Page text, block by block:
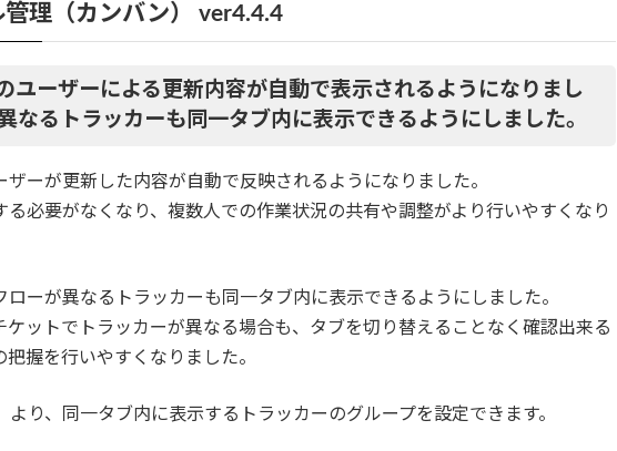
管理（カンバン） ver4.4.4
ユーザーによる更新内容が自動で表示されるようになりまし
なるトラッカーも同一タブ内に表示できるようにしました。
ザーが更新した内容が自動で反映されるようになりました。
る必要がなくなり、複数人での作業状況の共有や調整がより行いやすくなり
ローが異なるトラッカーも同一タブ内に表示できるようにしました。
ケットでトラッカーが異なる場合も、タブを切り替えることなく確認出来る
握を行いやすくなりました。
り、同一タブ内に表示するトラッカーのグループを設定できます。